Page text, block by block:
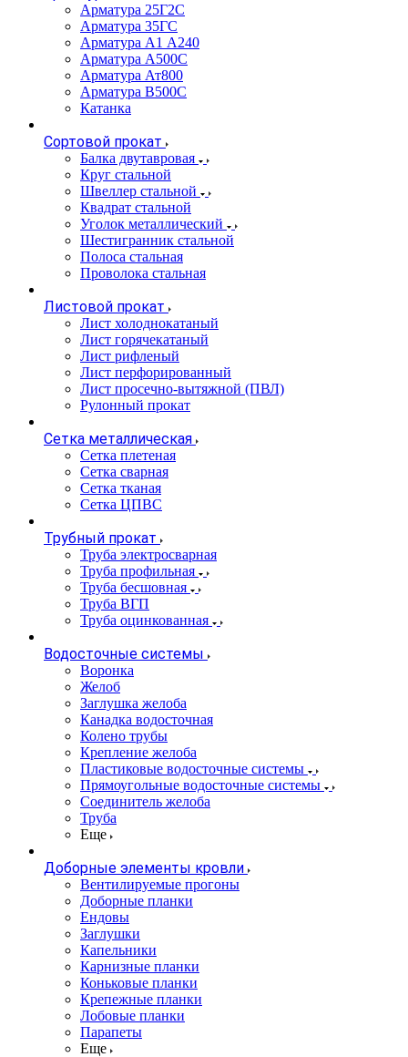
Арматура 25Г2С
Арматура 35ГС
Арматура А1 А240
Арматура А500С
Арматура Ат800
Арматура В500С
Катанка
Сортовой прокат
Балка двутавровая
Круг стальной
Швеллер стальной
Квадрат стальной
Уголок металлический
Шестигранник стальной
Полоса стальная
Проволока стальная
Листовой прокат
Лист холоднокатаный
Лист горячекатаный
Лист рифленый
Лист перфорированный
Лист просечно-вытяжной (ПВЛ)
Рулонный прокат
Сетка металлическая
Сетка плетеная
Сетка сварная
Сетка тканая
Сетка ЦПВС
Трубный прокат
Труба электросварная
Труба профильная
Труба бесшовная
Труба ВГП
Труба оцинкованная
Водосточные системы
Воронка
Желоб
Заглушка желоба
Канадка водосточная
Колено трубы
Крепление желоба
Пластиковые водосточные системы
Прямоугольные водосточные системы
Соединитель желоба
Труба
Еще
Доборные элементы кровли
Вентилируемые прогоны
Доборные планки
Ендовы
Заглушки
Капельники
Карнизные планки
Коньковые планки
Крепежные планки
Лобовые планки
Парапеты
Еще